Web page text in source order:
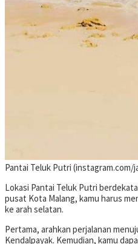
Pantai Teluk Putri (instagram.com/
Lokasi Pantai Teluk Putri
pusat Kota Malang, kamu harus
ke arah selatan.
Pertama, arahkan perjalanan
Kendalpayak. Kemudian, kamu